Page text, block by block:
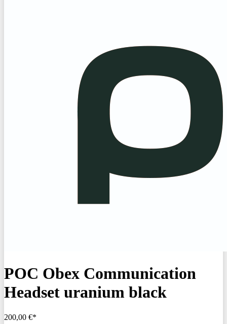
POC Obex Communication
Headset uranium black
200,00 €*